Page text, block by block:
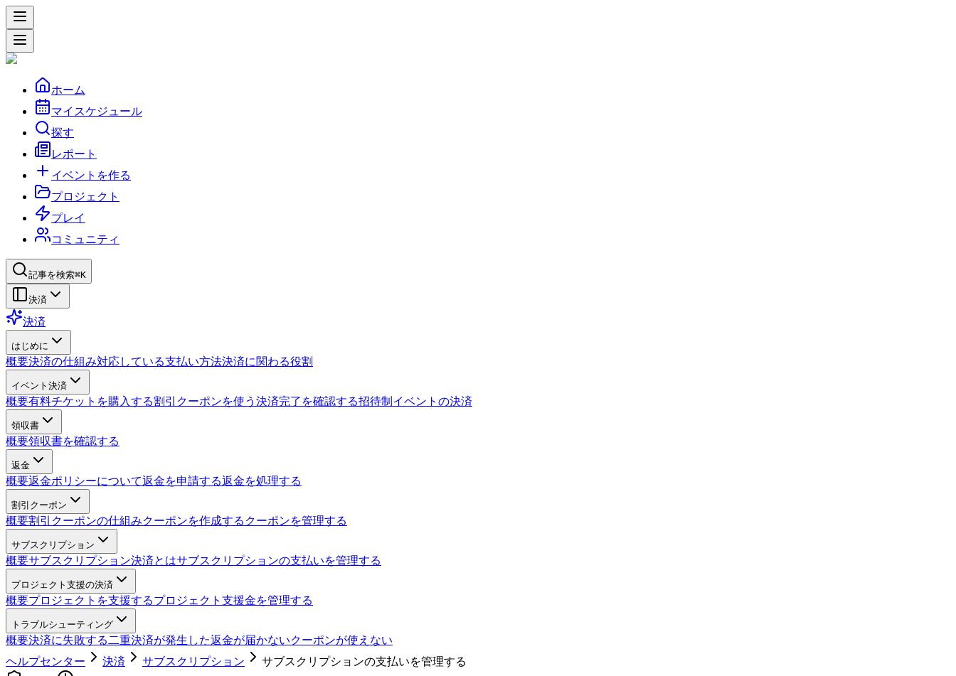
ホーム
マイスケジュール
探す
レポート
イベントを作る
プロジェクト
プレイ
コミュニティ
記事を検索⌘K
決済
決済
はじめに
概要決済の仕組み対応している支払い方法決済に関わる役割
イベント決済
概要有料チケットを購入する割引クーポンを使う 決済完了を確認する招待制イベントの決済
領収書
概要領収書を確認する
返金
概要返金ポリシーについて返金を申請する返金を処理する
割引クーポン
概要割引クーポンの仕組みクーポンを作成する クーポンを管理する
サブスクリプション
概要サブスクリプション決済とはサブスクリプションの支払いを管理する
プロジェクト支援の決済
概要プロジェクトを支援するプロジェクト支援金を管理する
トラブルシューティング
概要決済に失敗する 二重決済が発生した返金が届かないクーポンが使えない
ヘルプセンター
決済 サブスクリプション
サブスクリプションの支払いを管理する